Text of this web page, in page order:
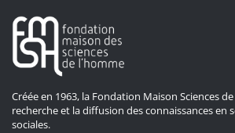
Créée en 1963, la Fondation Maison Sciences
recherche et la diffusion des connaissances en
sociales.